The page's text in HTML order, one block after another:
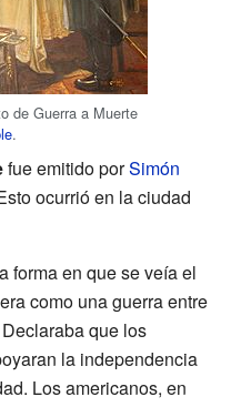
de Guerra a Muerte
.
fue emitido porSimón
ocurrió en la ciudad
forma en que se veía el
como una guerra entre
que los
la independencia
Los americanos, en